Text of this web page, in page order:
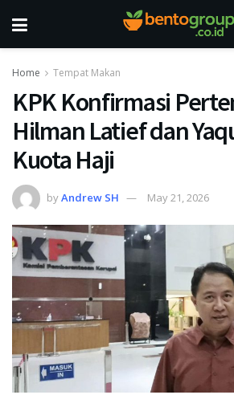
Home Tempat Makan
KPK Konfirmasi
Hilman Latief dan
Kuota Haji
byAndrew SH May 21, 2026